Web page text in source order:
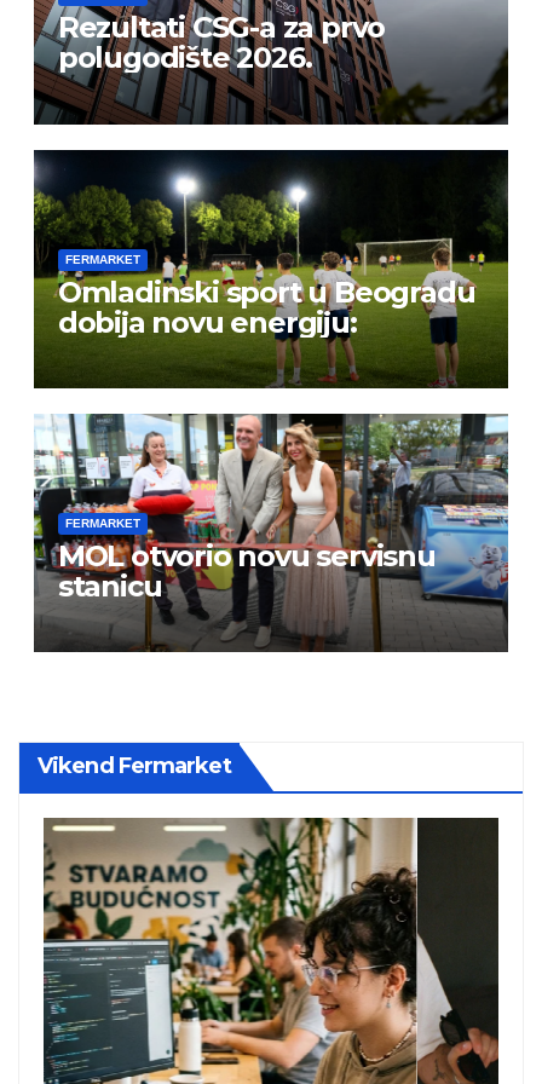
Rezultati CSG-a za prvo
polugodište 2026.
FERMARKET
Omladinski sport u Beogradu
dobija novu energiju:
FERMARKET
MOL otvorio novu servisnu
stanicu
Vikend Fermarket